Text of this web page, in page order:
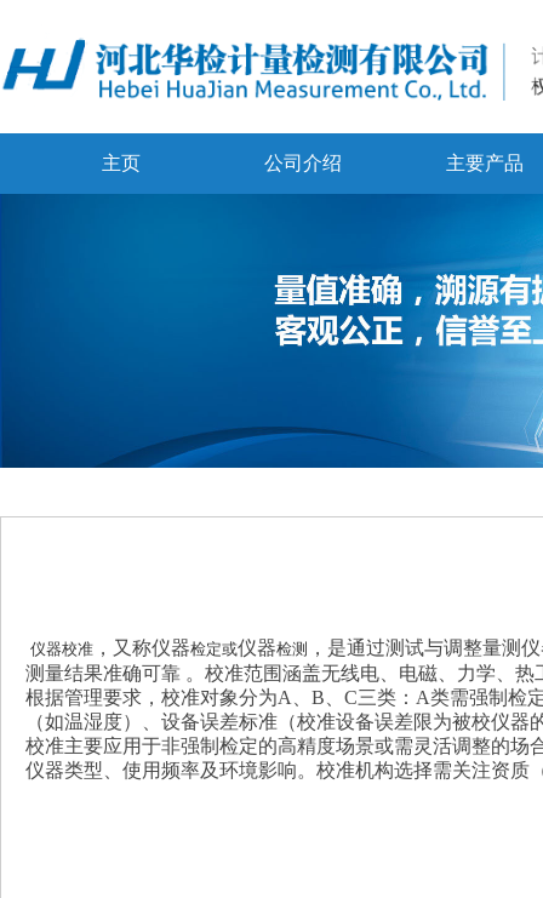
主页 公司介绍 主要产品
仪器校准 ，又称仪器检定或仪器检测
，是通过测试与调整量测
测量结果准确可靠 。校准范围涵盖无线电、电磁、力学、
根据管理要求，校准对象分为A、B、C三类：A类需强制检
（如温湿度）、设备误差标准（校准设备误差限为被校仪器
校准主要应用于非强制检定的高精度场景或需灵活调整的
仪器类型、使用频率及环境影响。校准机构选择需关注资